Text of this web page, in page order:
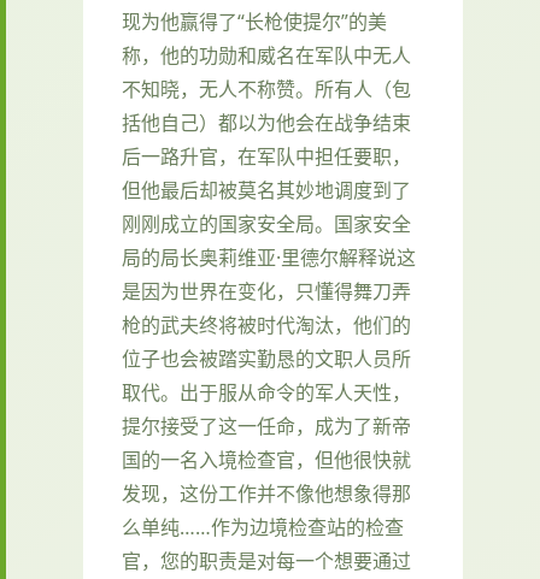
现为他赢得了“长枪使提尔”的美
称，他的功勋和威名在军队中无人
不知晓，无人不称赞。所有人（包
括他自己）都以为他会在战争结束
后一路升官，在军队中担任要职，
但他最后却被莫名其妙地调度到了
刚刚成立的国家安全局。国家安全
局的局长奥莉维亚·里德尔解释说这
是因为世界在变化，只懂得舞刀弄
枪的武夫终将被时代淘汰，他们的
位子也会被踏实勤恳的文职人员所
取代。出于服从命令的军人天性，
提尔接受了这一任命，成为了新帝
国的一名入境检查官，但他很快就
发现，这份工作并不像他想象得那
么单纯……作为边境检查站的检查
官，您的职责是对每一个想要通过